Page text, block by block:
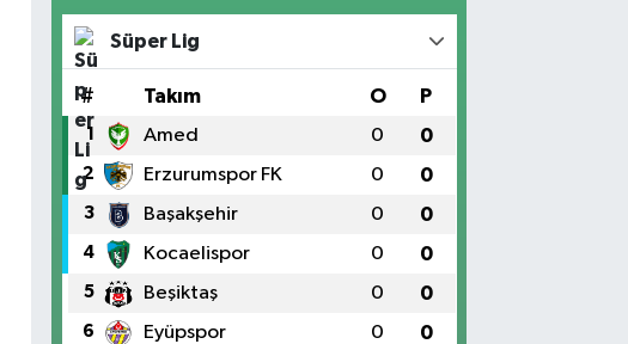
Süper Lig
# Takım O P
1 Amed 0 0
2 Erzurumspor FK 0 0
3 Başakşehir 0 0
4 Kocaelispor 0 0
5 Beşiktaş 0 0
6 Eyüpspor 0 0